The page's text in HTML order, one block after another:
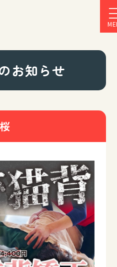
お知らせ
桜